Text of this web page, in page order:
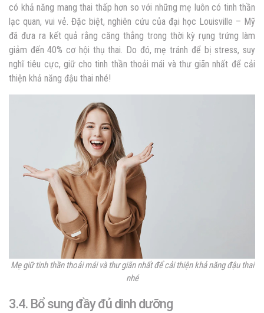
có khả năng mang thai thấp hơn so với những mẹ luôn có tinh thần
lạc quan, vui vẻ. Đặc biệt, nghiên cứu của đại học Louisville – Mỹ
đã đưa ra kết quả rằng căng thẳng trong thời kỳ rụng trứng làm
giảm đến 40% cơ hội thụ thai. Do đó, mẹ tránh để bị stress, suy
nghĩ tiêu cực, giữ cho tinh thần thoải mái và thư giãn nhất để cải
thiện khả năng đậu thai nhé!
Mẹ giữ tinh thần thoải mái và thư giãn nhất để cải thiện khả năng đậu thai
nhé
3.4. Bổ sung đầy đủ dinh dưỡng